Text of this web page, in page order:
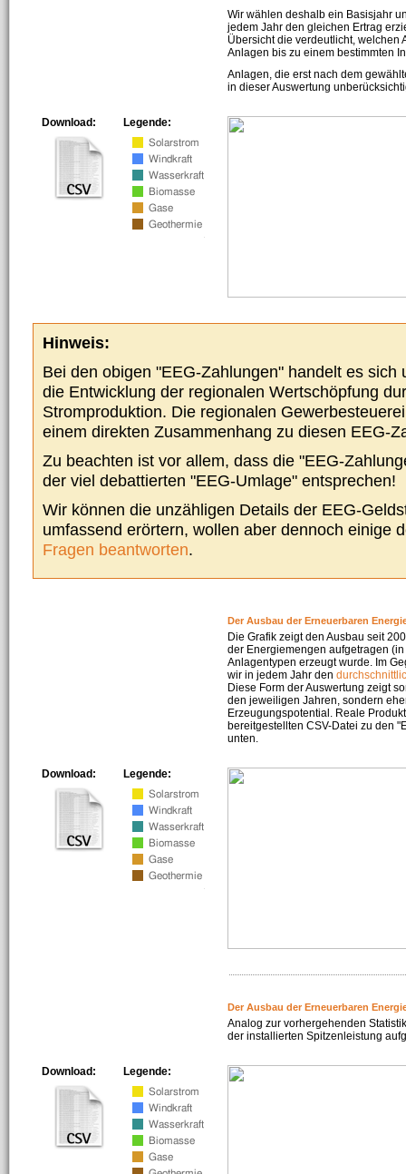
Wir wählen deshalb ein Basisjahr
jedem Jahr den gleichen Ertrag
Übersicht die verdeutlicht, welchen
Anlagen bis zu einem bestimmten
Anlagen, die erst nach dem
in dieser Auswertung
Legende:
Download:
Hinweis:
Bei den obigen "EEG-Zahlungen" handelt es sich
die Entwicklung der regionalen Wertschöpfung
Stromproduktion. Die regionalen
einem direkten Zusammenhang zu diesen EEG-
Zu beachten ist vor allem, dass die "EEG-
der viel debattierten "EEG-Umlage" entsprechen!
Wir können die unzähligen Details der EEG-
umfassend erörtern, wollen aber dennoch einige
Fragen beantworten.
Der Ausbau der Erneuerbaren
Die Grafik zeigt den Ausbau seit
der Energiemengen aufgetragen
Anlagentypen erzeugt wurde. Im
wir in jedem Jahr den
Diese Form der Auswertung zeigt
den jeweiligen Jahren, sondern
Erzeugungspotential. Reale
bereitgestellten CSV-Datei zu den
unten.
Legende:
Download:
Der Ausbau der Erneuerbaren
Analog zur vorhergehenden
der installierten Spitzenleistung
Legende:
Download: